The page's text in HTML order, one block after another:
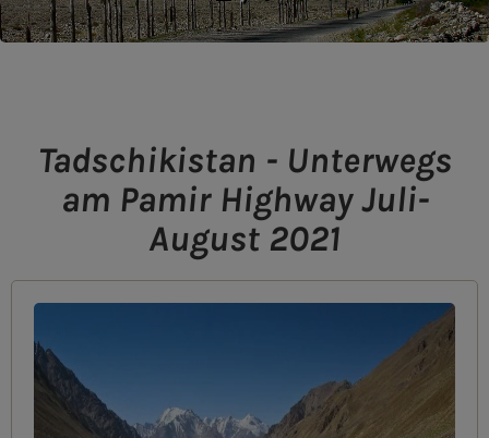
Tadschikistan - Unterwegs
am Pamir Highway Juli-
August 2021